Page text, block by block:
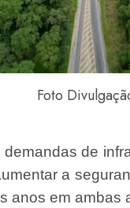
Foto
de
a
anos em ambas